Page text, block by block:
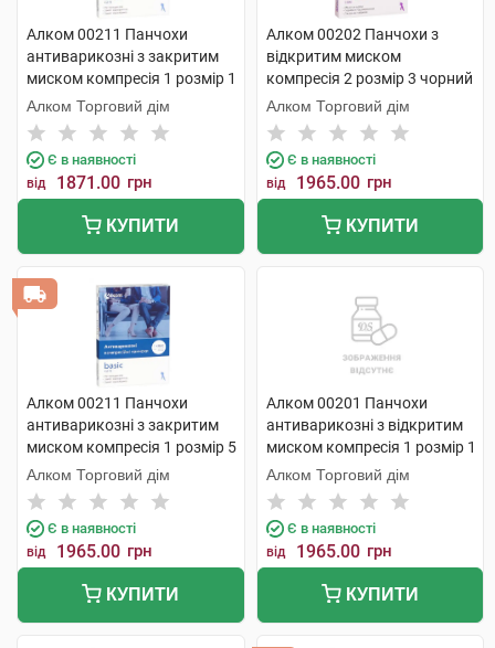
Алком 00211 Панчохи
антиварикозні з закритим
миском компресія 1 розмір 1
чорні 1 пара
Алком Торговий дім
Є в наявності
від 1871.00 грн
КУПИТИ
Алком 00202 Панчохи з
відкритим миском
компресія 2 розмір 3 чорний
1 пара
Алком Торговий дім
Є в наявності
від 1965.00 грн
КУПИТИ
Алком 00211 Панчохи
антиварикозні з закритим
миском компресія 1 розмір 5
чорний 1 пара
Алком Торговий дім
Є в наявності
від 1965.00 грн
КУПИТИ
Алком 00201 Панчохи
антиварикозні з відкритим
миском компресія 1 розмір 1
1 шт
Алком Торговий дім
Є в наявності
від 1965.00 грн
КУПИТИ